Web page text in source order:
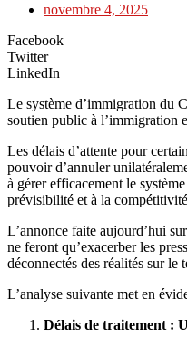
novembre 4, 2025
Facebook
Twitter
LinkedIn
Le système d’immigration du
soutien public à l’immigration
Les délais d’attente pour
pouvoir d’annuler
à gérer efficacement le
prévisibilité et à la
L’annonce faite aujourd’hui
ne feront qu’exacerber les
déconnectés des réalités sur
L’analyse suivante met en
Délais de traitement :